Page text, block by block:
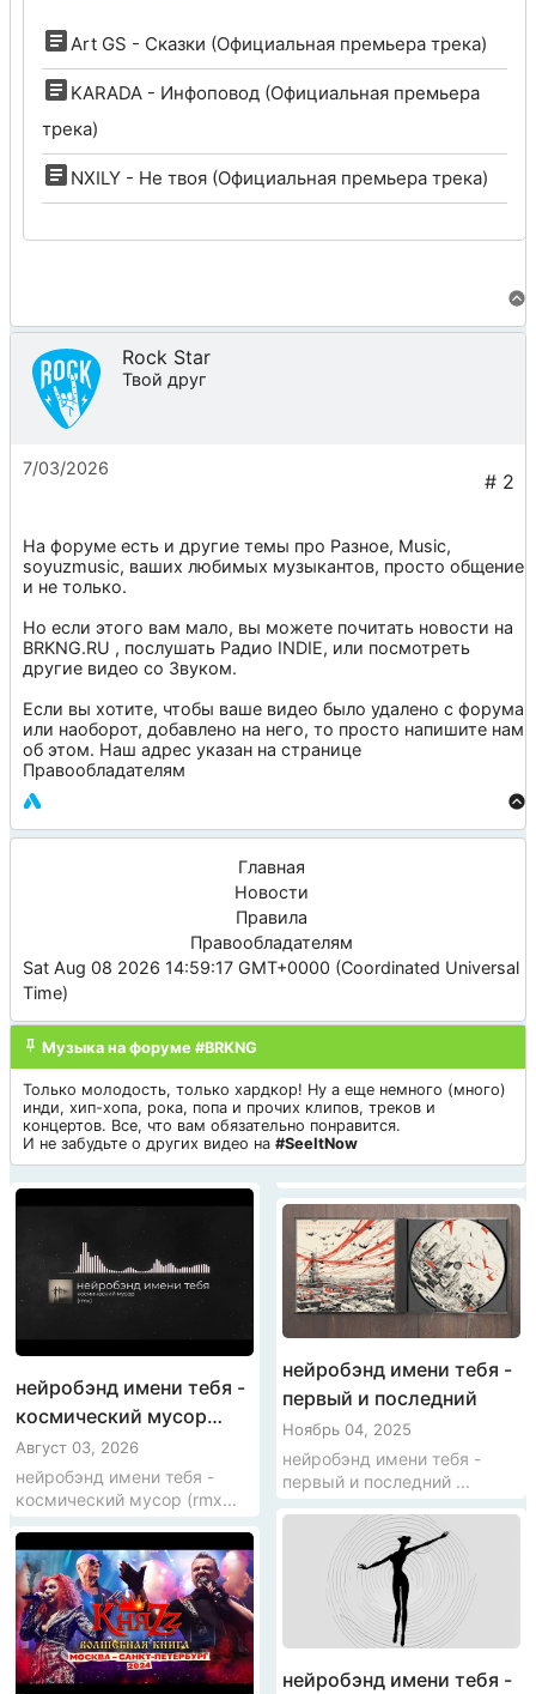
Art GS - Сказки (Официальная премьера трека)
KARADA - Инфоповод (Официальная премьера
трека)
NXILY - Не твоя (Официальная премьера трека)
Rock Star
Твой друг
7/03/2026
На форуме есть и другие темы про Разное, Music,
soyuzmusic, ваших любимых музыкантов, просто общение
и не только.
Но если этого вам мало, вы можете почитать новости на
BRKNG.RU , послушать Радио INDIE, или посмотреть
другие видео со Звуком.
Если вы хотите, чтобы ваше видео было удалено с форума
или наоборот, добавлено на него, то просто напишите нам
об этом. Наш адрес указан на странице
Правообладателям
Главная
Новости
Правила
Правообладателям
Sat Aug 08 2026 14:59:17 GMT+0000 (Coordinated Universal
Time)
Музыка на форуме #BRKNG
Только молодость, только хардкор! Ну а еще немного (много)
инди, хип-хопа, рока, попа и прочих клипов, треков и
концертов. Все, что вам обязательно понравится.
И не забудьте о других видео на #SeeItNow
нейробэнд имени тебя -
космический мусор
(rmx)
Август 03, 2026
нейробэнд имени тебя -
космический мусор (rmx...
нейробэнд имени тебя -
первый и последний
Ноябрь 04, 2025
нейробэнд имени тебя -
первый и последний ...
нейробэнд имени тебя -